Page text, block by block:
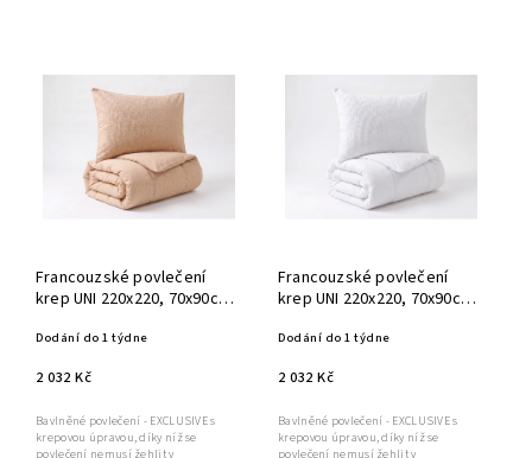
Nejprodávanější
Francouzské povlečení
krep UNI 220x220, 70x90cm
Dodání do 1 týdne
2 032 Kč
Bavlněné povlečení - EXCLUSIVE s
krepovou úpravou, díky níž se
povlečení nemusí žehlit v
Francouzské povlečení
krep UNI 220x220, 70x90cm
Dodání do 1 týdne
2 032 Kč
Bavlněné povlečení - EXCLUSIVE s
krepovou úpravou, díky níž se
povlečení nemusí žehlit v